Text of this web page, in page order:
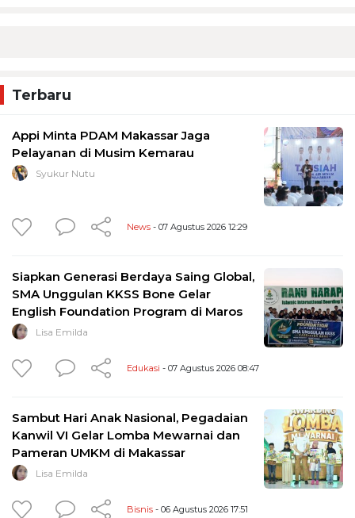
Terbaru
Appi Minta PDAM Makassar Jaga
Pelayanan di Musim Kemarau
Syukur Nutu
News - 07 Agustus 2026 12:29
Siapkan Generasi Berdaya Saing Global,
SMA Unggulan KKSS Bone Gelar
English Foundation Program di Maros
Lisa Emilda
Edukasi - 07 Agustus 2026 08:47
Sambut Hari Anak Nasional, Pegadaian
Kanwil VI Gelar Lomba Mewarnai dan
Pameran UMKM di Makassar
Lisa Emilda
Bisnis - 06 Agustus 2026 17:51